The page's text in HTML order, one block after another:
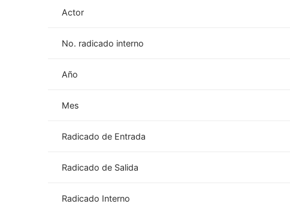
Actor
No. radicado interno
Año
Mes
Radicado de Entrada
Radicado de Salida
Radicado Interno